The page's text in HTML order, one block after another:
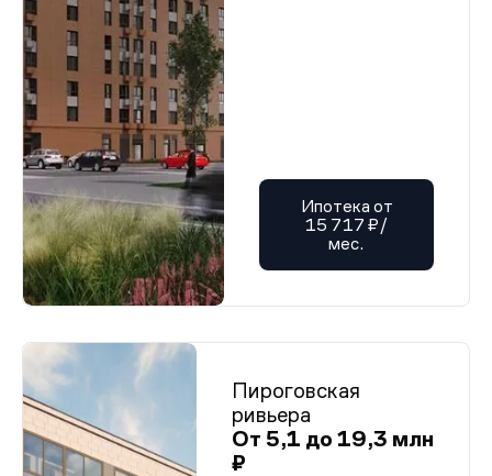
Ипотека от
15 717 ₽/
мес.
Пироговская
ривьера
От 5,1 до 19,3 млн
₽